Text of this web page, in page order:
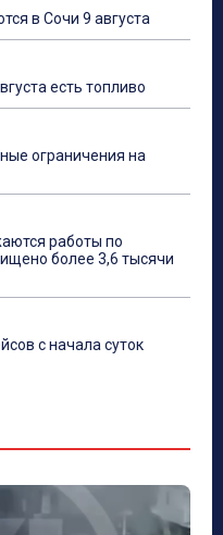
в Сочи 9 августа
есть топливо
ограничения на
работы по
более 3,6 тысячи
с начала суток